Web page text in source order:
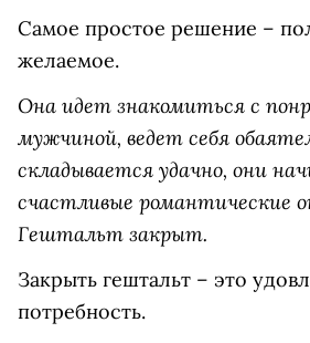
Самое простое решение –
желаемое.
Она идет знакомиться с
мужчиной, ведет себя
складывается удачно, они
счастливые романтические
Гештальт закрыт.
Закрыть гештальт – это
потребность.